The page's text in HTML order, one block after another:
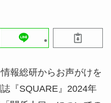
報総研からお声がけを
『SQUARE』2024年